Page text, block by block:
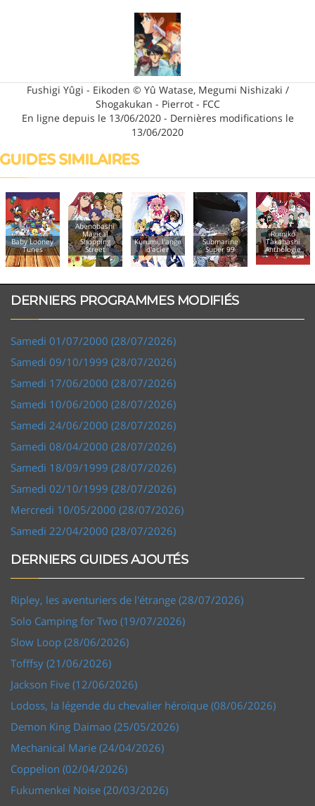
Fushigi Yûgi - Eikoden © Yû Watase, Megumi Nishizaki /
Shogakukan - Pierrot - FCC
En ligne depuis le 13/06/2020 - Dernières modifications le
13/06/2020
GUIDES SIMILAIRES
Baby Looney
Tunes
Abenobashi
Magical
Shopping
Street
Kurumi, l'ange
d'acier
Submarine
Super 99
Rumiko
Takahashi
Anthologie
DERNIERS PROGRAMMES MODIFIÉS
Samedi 01/07/2000 (28/07/2026)
Samedi 09/10/1999 (28/07/2026)
Samedi 17/06/2000 (28/07/2026)
Samedi 10/06/2000 (28/07/2026)
Samedi 24/06/2000 (28/07/2026)
Samedi 08/04/2000 (28/07/2026)
Samedi 18/09/1999 (28/07/2026)
Samedi 02/10/1999 (28/07/2026)
Mercredi 10/05/2000 (28/07/2026)
Samedi 22/04/2000 (28/07/2026)
DERNIERS GUIDES AJOUTÉS
Ripley, les aventuriers de l'étrange (28/07/2026)
Solo Camping for Two (19/07/2026)
Slow Loop (28/06/2026)
Tofffsy (21/06/2026)
Jackson Five (12/06/2026)
Lodoss, la légende du chevalier héroïque (08/06/2026)
Demon King Daimao (25/05/2026)
Mechanical Marie (24/04/2026)
Coppelion (02/04/2026)
Fukumenkei Noise (20/03/2026)